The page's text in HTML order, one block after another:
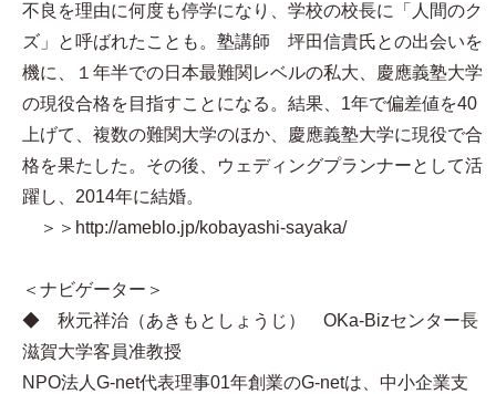
不良を理由に何度も停学になり、学校の校長に「人間のク
ズ」と呼ばれたことも。塾講師 坪田信貴氏との出会いを
機に、１年半での日本最難関レベルの私大、慶應義塾大学
の現役合格を目指すことになる。結果、1年で偏差値を40
上げて、複数の難関大学のほか、慶應義塾大学に現役で合
格を果たした。その後、ウェディングプランナーとして活
躍し、2014年に結婚。
＞＞http://ameblo.jp/kobayashi-sayaka/
＜ナビゲーター＞
◆ 秋元祥治（あきもとしょうじ） OKa-Bizセンター長
滋賀大学客員准教授
NPO法人G-net代表理事01年創業のG-netは、中小企業支